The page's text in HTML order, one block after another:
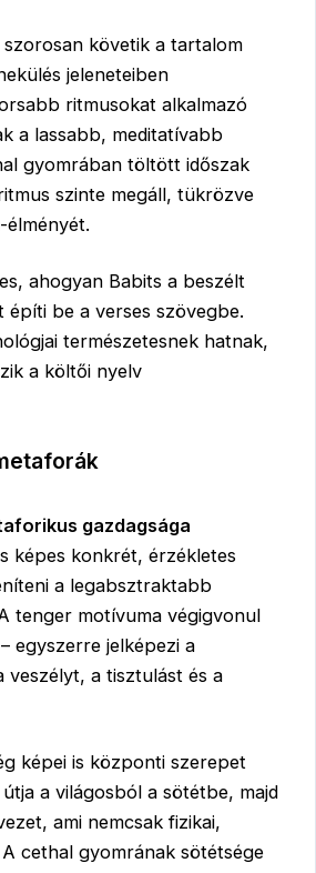
követik a tartalom
jeleneteiben
ritmusokat alkalmazó
a lassabb, meditatívabb
gyomrában töltött időszak
szinte megáll, tükrözve
élményét.
ahogyan Babits a beszélt
építi be a verses szövegbe.
természetesnek hatnak,
a költői nyelv
gazdagsága
képes konkrét, érzékletes
a legabsztraktabb
tenger motívuma végigvonul
egyszerre jelképezi a
veszélyt, a tisztulást és a
képei is központi szerepet
a világosból a sötétbe, majd
ami nemcsak fizikai,
cethal gyomrának sötétsége